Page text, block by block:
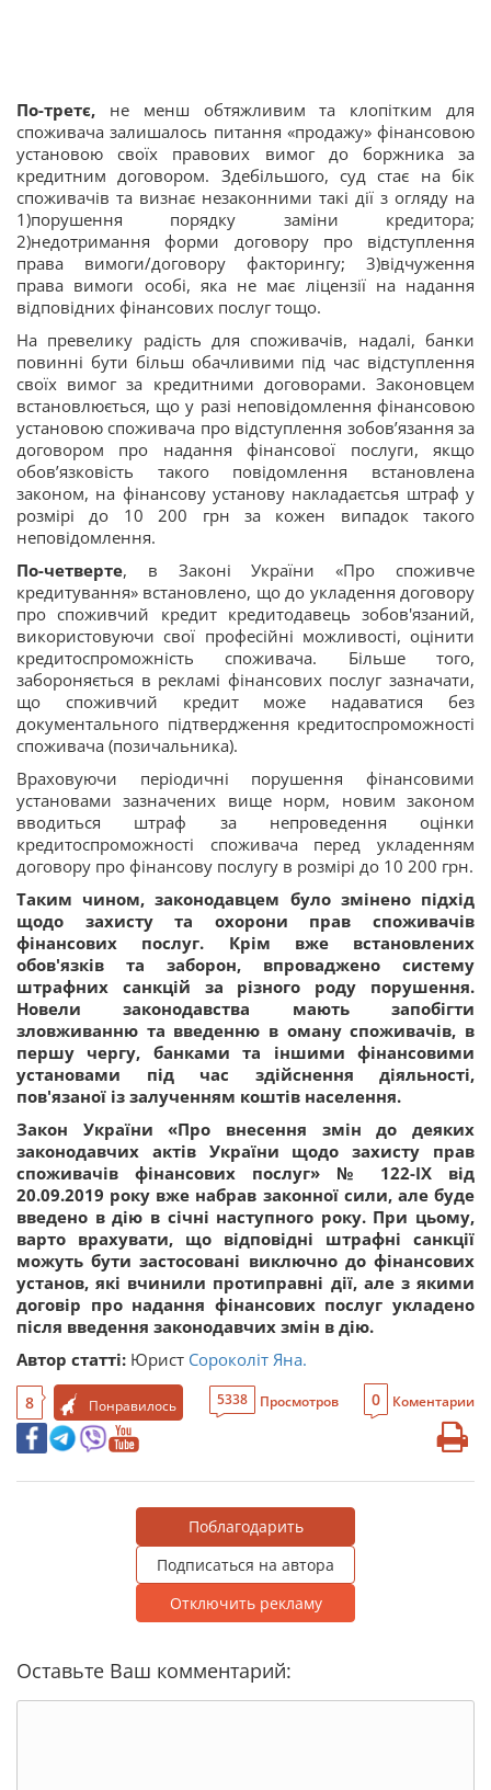
По-третє, не менш обтяжливим та клопітким для
споживача залишалось питання «продажу» фінансовою
установою своїх правових вимог до боржника за
кредитним договором. Здебільшого, суд стає на бік
споживачів та визнає незаконними такі дії з огляду на
1)порушення порядку заміни кредитора;
2)недотримання форми договору про відступлення
права вимоги/договору факторингу; 3)відчуження
права вимоги особі, яка не має ліцензії на надання
відповідних фінансових послуг тощо.
На превелику радість для споживачів, надалі, банки
повинні бути більш обачливими під час відступлення
своїх вимог за кредитними договорами. Законовцем
встановлюється, що у разі неповідомлення фінансовою
установою споживача про відступлення зобов’язання за
договором про надання фінансової послуги, якщо
обов’язковість такого повідомлення встановлена
законом, на фінансову установу накладаєтсья штраф у
розмірі до 10 200 грн за кожен випадок такого
неповідомлення.
По-четверте, в Законі України «Про споживче
кредитування» встановлено, що до укладення договору
про споживчий кредит кредитодавець зобов'язаний,
використовуючи свої професійні можливості, оцінити
кредитоспроможність споживача. Більше того,
забороняється в рекламі фінансових послуг зазначати,
що споживчий кредит може надаватися без
документального підтвердження кредитоспроможності
споживача (позичальника).
Враховуючи періодичні порушення фінансовими
установами зазначених вище норм, новим законом
вводиться штраф за непроведення оцінки
кредитоспроможності споживача перед укладенням
договору про фінансову послугу в розмірі до 10 200 грн.
Таким чином, законодавцем було змінено підхід
щодо захисту та охорони прав споживачів
фінансових послуг. Крім вже встановлених
обов'язків та заборон, впроваджено систему
штрафних санкцій за різного роду порушення.
Новели законодавства мають запобігти
зловживанню та введенню в оману споживачів, в
першу чергу, банками та іншими фінансовими
установами під час здійснення діяльності,
пов'язаної із залученням коштів населення.
Закон України «Про внесення змін до деяких
законодавчих актів України щодо захисту прав
споживачів фінансових послуг» № 122-ІХ від
20.09.2019 року вже набрав законної сили, але буде
введено в дію в січні наступного року. При цьому,
варто врахувати, що відповідні штрафні санкції
можуть бути застосовані виключно до фінансових
установ, які вчинили протиправні дії, але з якими
договір про надання фінансових послуг укладено
після введення законодавчих змін в дію.
Автор статті: Юрист Сороколіт Яна.
8 Понравилось 5338 Просмотров 0 Коментарии
Поблагодарить
Подписаться на автора
Отключить рекламу
Оставьте Ваш комментарий: